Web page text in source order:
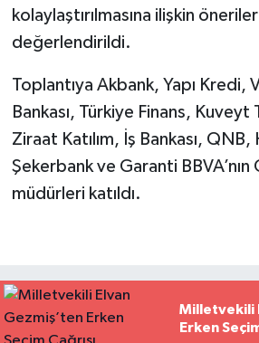
kolaylaştırılmasına ilişkin
değerlendirildi.
Toplantıya Akbank, Yapı Kredi,
Bankası, Türkiye Finans, Kuveyt
Ziraat Katılım, İş Bankası,
Şekerbank ve Garanti BBVA’nın
müdürleri katıldı.
Milletvekili
Erken